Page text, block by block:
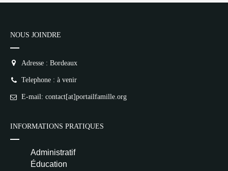
NOUS JOINDRE
Adresse : Bordeaux
Telephone : à venir
E-mail: contact[at]portailfamille.org
INFORMATIONS PRATIQUES
Administratif
Éducation